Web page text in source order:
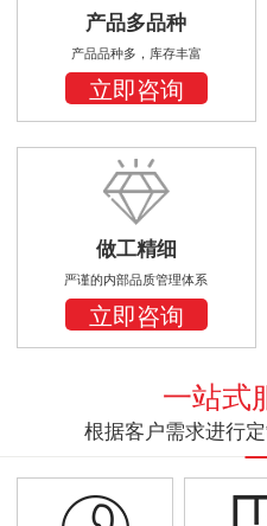
产品多品种
产品品种多，库存丰富
立即咨询
做工精细
严谨的内部品质管理体系
立即咨询
一站式
根据客户需求进行